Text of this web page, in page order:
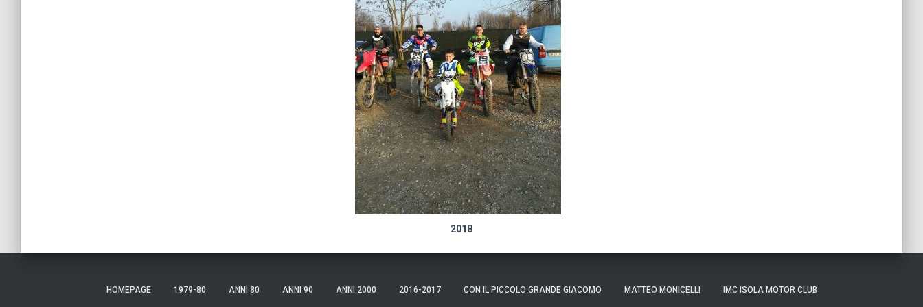
2018
HOMEPAGE 1979-80 ANNI 80 ANNI 90 ANNI 2000 2016-2017 CON IL PICCOLO GRANDE GIACOMO MATTEO MONICELLI IMC ISOLA MOTOR CLUB